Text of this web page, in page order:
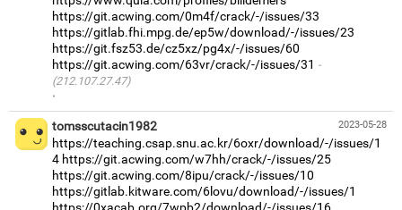
https://git.acwing.com/0m4f/crack/-/issues/33
https://gitlab.fhi.mpg.de/ep5w/download/-/issues/23
https://git.fsz53.de/cz5xz/pg4x/-/issues/60
https://git.acwing.com/63vr/crack/-/issues/31
(212.107.27.47)
·
2023-05-28
tomsscutacin1982
https://teaching.csap.snu.ac.kr/6oxr/download/-/issues/1
4 https://git.acwing.com/w7hh/crack/-/issues/25
https://git.acwing.com/8ipu/crack/-/issues/10
https://gitlab.kitware.com/6lovu/download/-/issues/1
https://0xacab.org/7wpb2/download/-/issues/16